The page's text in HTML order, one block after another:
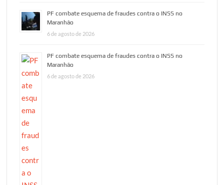
PF combate esquema de fraudes contra o INSS no
Maranhão
6 de agosto de 2026
PF combate esquema de fraudes contra o INSS no
Maranhão
6 de agosto de 2026